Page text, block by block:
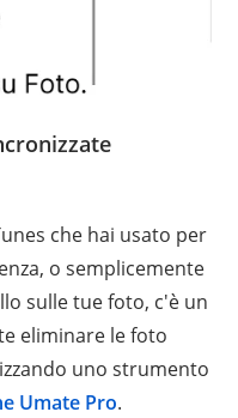
che hai usato per
o semplicemente
sulle tue foto, c'è un
eliminare le foto
uno strumento
Umate Pro.